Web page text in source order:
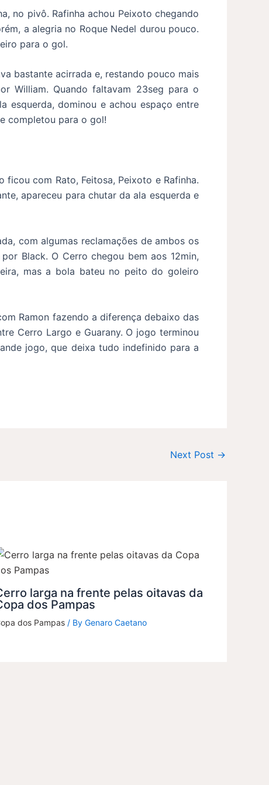
no pivô. Rafinha achou Peixoto chegando
a alegria no Roque Nedel durou pouco.
para o gol.
bastante acirrada e, restando pouco mais
William. Quando faltavam 23seg para o
esquerda, dominou e achou espaço entre
completou para o gol!
com Rato, Feitosa, Peixoto e Rafinha.
apareceu para chutar da ala esquerda e
com algumas reclamações de ambos os
Black. O Cerro chegou bem aos 12min,
mas a bola bateu no peito do goleiro
Ramon fazendo a diferença debaixo das
Cerro Largo e Guarany. O jogo terminou
jogo, que deixa tudo indefinido para a
Next Post →
larga na frente pelas oitavas da
dos Pampas
dos Pampas / ByGenaro Caetano